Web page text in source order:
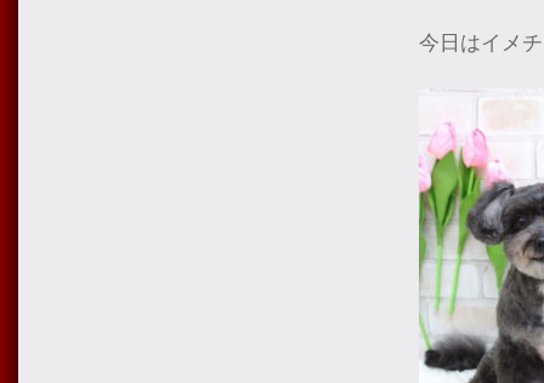
今日はイメ